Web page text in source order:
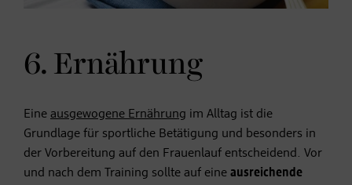
6. Ernährung
Eine ausgewogene Ernährung im Alltag ist die
Grundlage für sportliche Betätigung und besonders in
der Vorbereitung auf den Frauenlauf entscheidend. Vor
und nach dem Training sollte auf eine ausreichende